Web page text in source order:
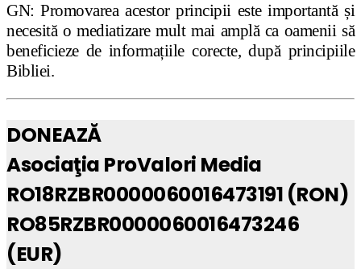
GN: Promovarea acestor principii este importantă și
necesită o mediatizare mult mai amplă ca oamenii să
beneficieze de informațiile corecte, după principiile
Bibliei.
DONEAZĂ
Asociaţia ProValori Media
RO18RZBR0000060016473191 (RON)
RO85RZBR0000060016473246
(EUR)